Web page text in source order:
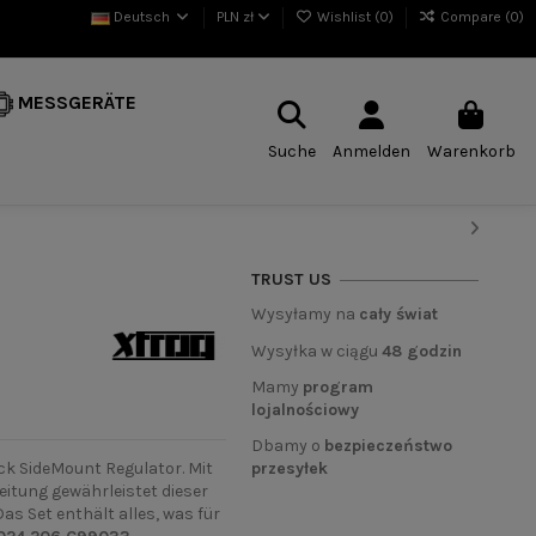
Deutsch PLN zł Wishlist (0) Compare (0)
MESSGERÄTE
Suche Anmelden Warenkorb
SideMount Regulator. Mit
gewährleistet dieser
Set enthält alles, was für
TRUST US
Wysyłamy na cały świat
Wysyłka w ciągu 48 godzin
Mamy program
lojalnościowy
Dbamy o bezpieczeństwo
przesyłek